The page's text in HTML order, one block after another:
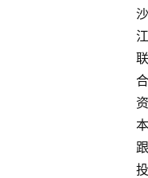
沙
江
联
合
资
本
跟
投